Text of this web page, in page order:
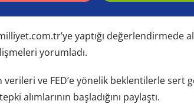
yaptığı değerlendirmede
yorumladı.
verileri ve FED’e yönelik beklentilerle sert
alımlarının başladığını paylaştı.